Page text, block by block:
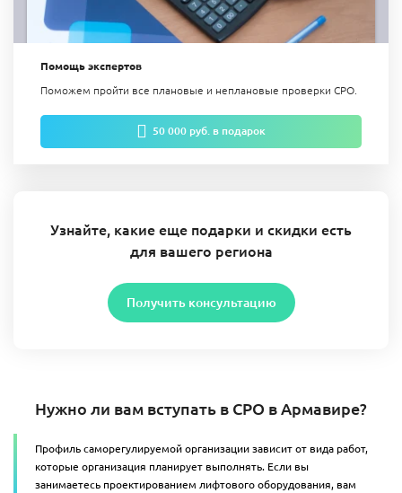
Помощь экспертов
Поможем пройти все плановые и неплановые проверки СРО.
50 000 руб. в подарок
Узнайте, какие еще подарки и скидки есть
для вашего региона
Получить консультацию
Нужно ли вам вступать в СРО в Армавире?
Профиль саморегулируемой организации зависит от вида работ,
которые организация планирует выполнять. Если вы
занимаетесь проектированием лифтового оборудования, вам